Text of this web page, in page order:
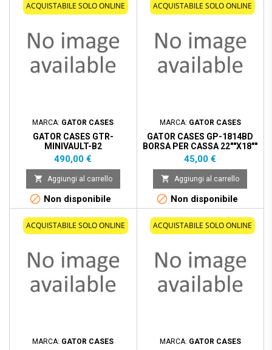
ACQUISTABILE SOLO ONLINE
MARCA: GATOR CASES
GATOR CASES GTR-
MINIVAULT-B2
Prezzo
490,00 €
 Aggiungi al carrello
 Non disponibile
ACQUISTABILE SOLO ONLINE
MARCA: GATOR CASES
GATOR CASES GP-1814BD
BORSA PER CASSA 22""X18""
IMBOTTITA 10 MM
Prezzo
45,00 €
 Aggiungi al carrello
 Non disponibile
ACQUISTABILE SOLO ONLINE
MARCA: GATOR CASES
ACQUISTABILE SOLO ONLINE
MARCA: GATOR CASES